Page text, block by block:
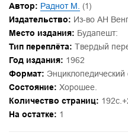
Автор: Раднот М. (1)
Издательство: Из-во АН
Место издания: Будапешт:
Тип переплёта: Твердый
Год издания: 1962
Формат:
Состояние: Хорошее.
Количество страниц:
На остатке: 1